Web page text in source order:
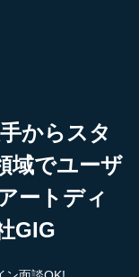
からスタ
域でユーザ
ートディ
GIG